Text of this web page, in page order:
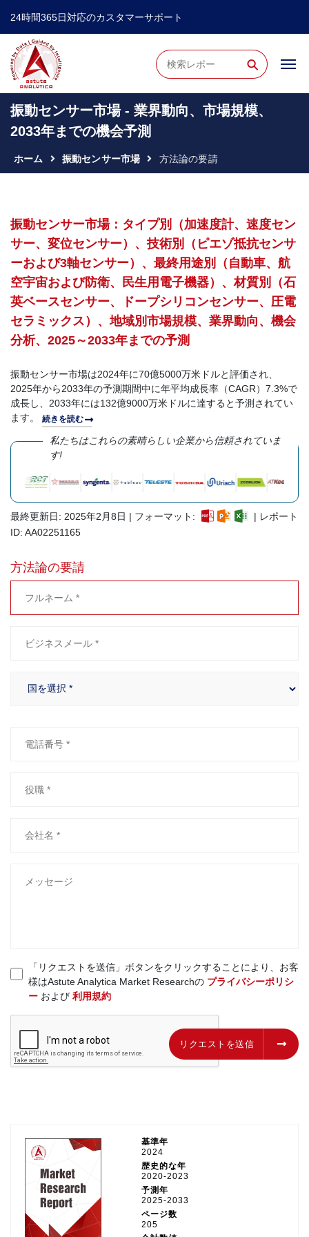
24時間365日対応のカスタマーサポート
⚲
振動センサー市場 - 業界動向、市場規模、
2033年までの機会予測
ホーム 振動センサー市場 方法論の要請
振動センサー市場：タイプ別（加速度計、速度セン
サー、変位センサー）、技術別（ピエゾ抵抗センサ
ーおよび3軸センサー）、最終用途別（自動車、航
空宇宙および防衛、民生用電子機器）、材質別（石
英ベースセンサー、ドープシリコンセンサー、圧電
セラミックス）、地域別市場規模、業界動向、機会
分析、2025～2033年までの予測
振動センサー市場は2024年に70億5000万米ドルと評価され、
2025年から2033年の予測期間中に年平均成長率（CAGR）7.3%で
成長し、2033年には132億9000万米ドルに達すると予測されてい
ます。 続きを読む
私たちはこれらの素晴らしい企業から信頼されていま
す!
最終更新日: 2025年2月8日 | フォーマット:
| レポート
ID: AA02251165
方法論の要請
「リクエストを送信」ボタンをクリックすることにより、お客
様はAstute Analytica Market Researchの プライバシーポリシ
ーおよび 利用規約
リクエストを送信 リクエストを送信
基準年
2024
歴史的な年
2020-2023
予測年
2025-2033
ページ数
205